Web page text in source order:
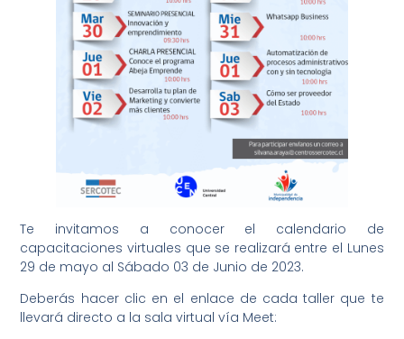
Te invitamos a conocer el calendario de
capacitaciones virtuales que se realizará entre el Lunes
29 de mayo al Sábado 03 de Junio de 2023.
Deberás hacer clic en el enlace de cada taller que te
llevará directo a la sala virtual vía Meet: